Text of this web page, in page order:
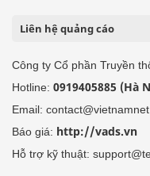
Liên hệ quảng cáo
Công ty Cổ phần Truyền
Hotline: 0919405885 (Hà
Email:
Báo giá: http://vads.vn
Hỗ trợ kỹ thuật: